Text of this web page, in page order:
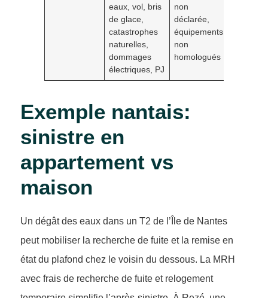
eaux, vol, bris
de glace,
catastrophes
naturelles,
dommages
électriques, PJ
non
déclarée,
équipements
non
homologués
Exemple nantais:
sinistre en
appartement vs
maison
Un dégât des eaux dans un T2 de l’Île de Nantes
peut mobiliser la recherche de fuite et la remise en
état du plafond chez le voisin du dessous. La MRH
avec frais de recherche de fuite et relogement